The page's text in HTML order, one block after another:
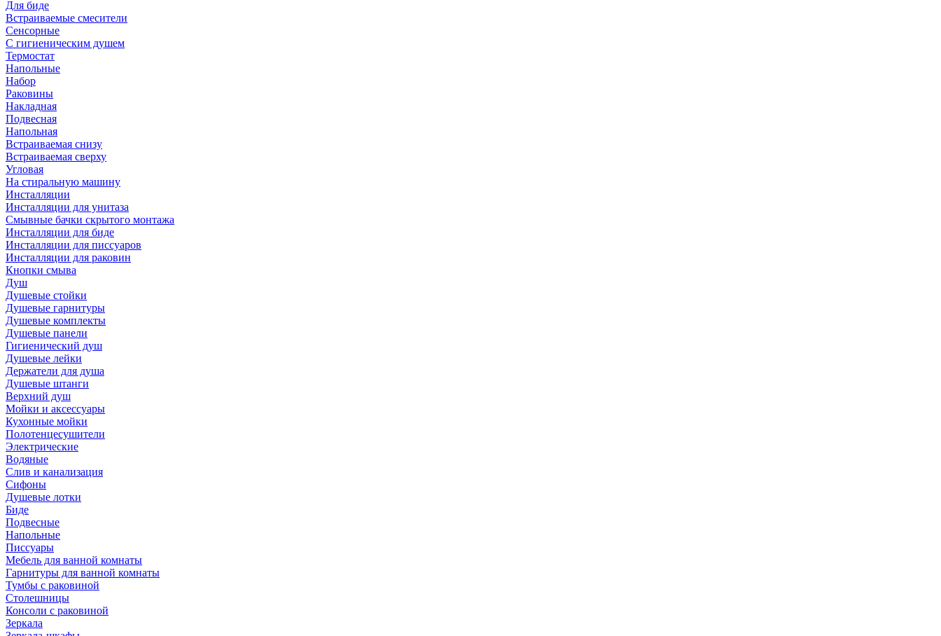
Для биде
Встраиваемые смесители
Сенсорные
С гигиеническим душем
Термостат
Напольные
Набор
Раковины
Накладная
Подвесная
Напольная
Встраиваемая снизу
Встраиваемая сверху
Угловая
На стиральную машину
Инсталляции
Инсталляции для унитаза
Смывные бачки скрытого монтажа
Инсталляции для биде
Инсталляции для писсуаров
Инсталляции для раковин
Кнопки смыва
Душ
Душевые стойки
Душевые гарнитуры
Душевые комплекты
Душевые панели
Гигиенический душ
Душевые лейки
Держатели для душа
Душевые штанги
Верхний душ
Мойки и аксессуары
Кухонные мойки
Полотенцесушители
Электрические
Водяные
Слив и канализация
Сифоны
Душевые лотки
Биде
Подвесные
Напольные
Писсуары
Мебель для ванной комнаты
Гарнитуры для ванной комнаты
Тумбы с раковиной
Столешницы
Консоли с раковиной
Зеркала